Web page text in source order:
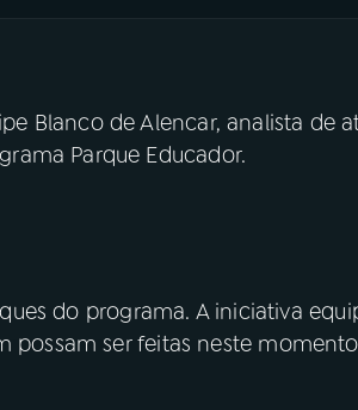
Blanco de Alencar, analista de
Parque Educador.
do programa. A iniciativa
possam ser feitas neste